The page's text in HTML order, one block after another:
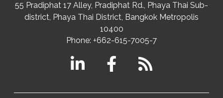
55 Pradiphat 17 Alley, Pradiphat Rd., Phaya Thai Sub-
district Phaya Thai District, Bangkok Metropolis
10400
Phone: +662-615-7005-7